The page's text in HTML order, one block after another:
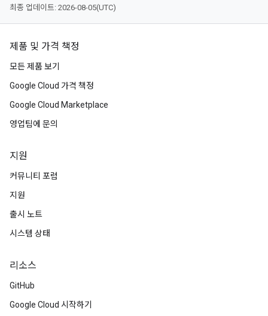
최종 업데이트: 2026-08-05(UTC)
제품 및 가격 책정
모든 제품 보기
Google Cloud 가격 책정
Google Cloud Marketplace
영업팀에 문의
지원
커뮤니티 포럼
지원
출시 노트
시스템 상태
리소스
GitHub
Google Cloud 시작하기